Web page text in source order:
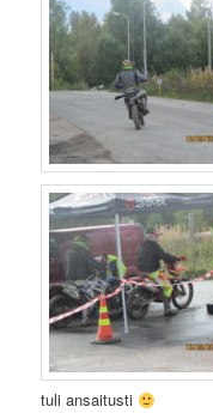
tuli ansaitusti